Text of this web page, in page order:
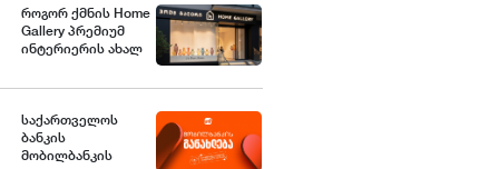
როგორ ქმნის Home
Gallery პრემიუმ
ინტერიერის ახალ
საქართველოში
საქართველოს
ბანკის
მობილბანკის